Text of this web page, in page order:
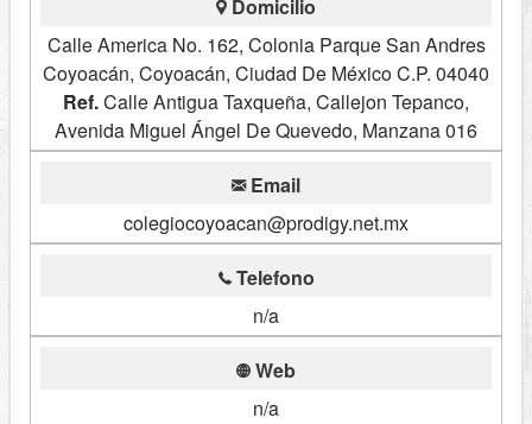
Domicilio
Calle America No. 162, Colonia Parque San Andres
Coyoacán, Coyoacán, Ciudad De México C.P. 04040
Ref.Calle Antigua Taxqueña, Callejon Tepanco,
Avenida Miguel Ángel De Quevedo, Manzana 016
Email
colegiocoyoacan@prodigy.net.mx
Telefono
n/a
Web
n/a